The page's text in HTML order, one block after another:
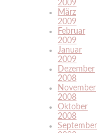
2009
März
2009
Februar
2009
Januar
2009
Dezember
2008
November
2008
Oktober
2008
September